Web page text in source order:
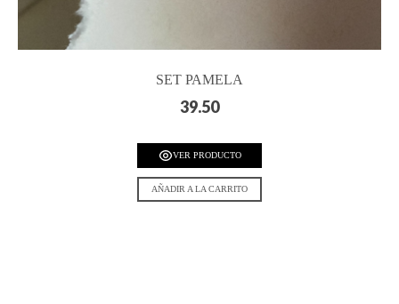
SET PAMELA
39.50
VER PRODUCTO
AÑADIR A LA CARRITO